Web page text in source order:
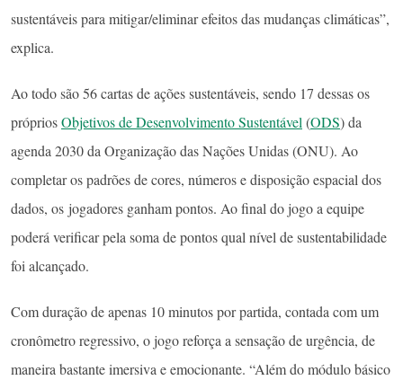
sustentáveis para mitigar/eliminar efeitos das mudanças climáticas”,
explica.
Ao todo são 56 cartas de ações sustentáveis, sendo 17 dessas os
própriosObjetivos de Desenvolvimento Sustentável (ODS) da
agenda 2030 da Organização das Nações Unidas (ONU). Ao
completar os padrões de cores, números e disposição espacial dos
dados, os jogadores ganham pontos. Ao final do jogo a equipe
poderá verificar pela soma de pontos qual nível de sustentabilidade
foi alcançado.
Com duração de apenas 10 minutos por partida, contada com um
cronômetro regressivo, o jogo reforça a sensação de urgência, de
maneira bastante imersiva e emocionante. “Além do módulo básico